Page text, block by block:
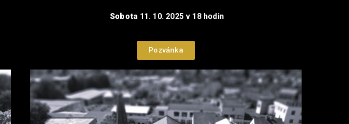
Sobota 11. 10. 2025 v 18 hodin
Pozvánka